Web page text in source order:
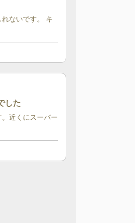
ないです。 キ
した
近くにスーパー